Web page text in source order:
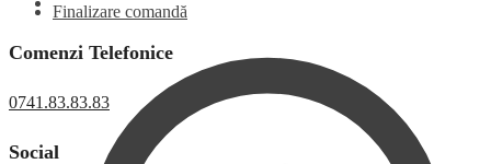
Finalizare comandă
Comenzi Telefonice
0741.83.83.83
Social